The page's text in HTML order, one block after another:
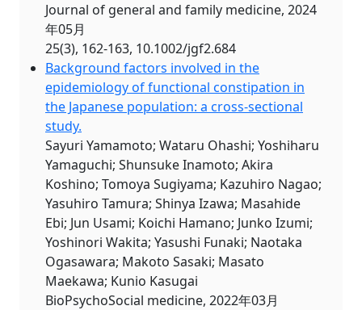
Journal of general and family medicine, 2024
年05月
25(3), 162-163, 10.1002/jgf2.684
Background factors involved in the
epidemiology of functional constipation in
the Japanese population: a cross-sectional
study.
Sayuri Yamamoto; Wataru Ohashi; Yoshiharu
Yamaguchi; Shunsuke Inamoto; Akira
Koshino; Tomoya Sugiyama; Kazuhiro Nagao;
Yasuhiro Tamura; Shinya Izawa; Masahide
Ebi; Jun Usami; Koichi Hamano; Junko Izumi;
Yoshinori Wakita; Yasushi Funaki; Naotaka
Ogasawara; Makoto Sasaki; Masato
Maekawa; Kunio Kasugai
BioPsychoSocial medicine, 2022年03月